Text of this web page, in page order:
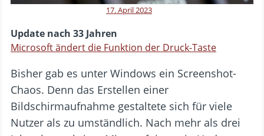
17. April 2023
Update nach 33 Jahren
Microsoft ändert die Funktion der Druck-Taste
Bisher gab es unter Windows ein Screenshot-
Chaos. Denn das Erstellen einer
Bildschirmaufnahme gestaltete sich für viele
Nutzer als zu umständlich. Nach mehr als drei